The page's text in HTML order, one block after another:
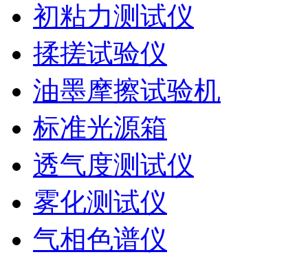
初粘力测试仪
揉搓试验仪
油墨摩擦试验机
标准光源箱
透气度测试仪
雾化测试仪
气相色谱仪